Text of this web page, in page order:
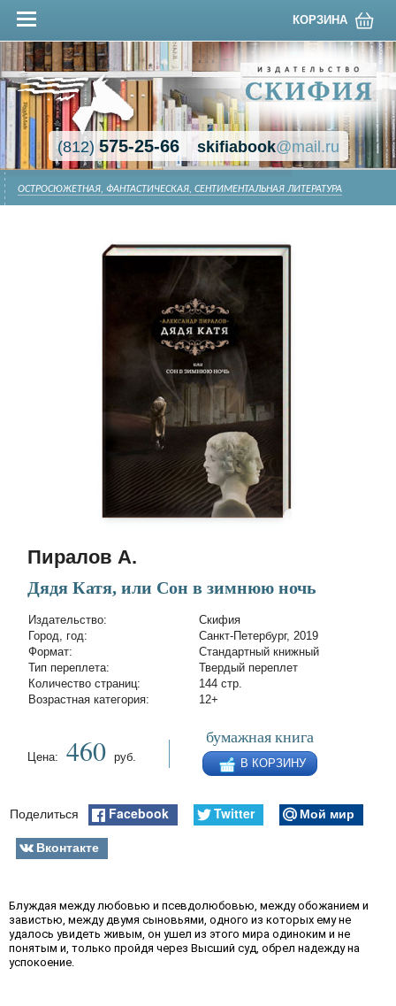
КОРЗИНА
(812)575-25-66 skifiabook@mail.ru
ОСТРОСЮЖЕТНАЯ, ФАНТАСТИЧЕСКАЯ, СЕНТИМЕНТАЛЬНАЯ ЛИТЕРАТУРА
Пиралов А.
Дядя Катя, или Сон в зимнюю ночь
Издательство:
Скифия
Город, год:
Санкт-Петербург, 2019
Формат:
Стандартный книжный
Тип переплета:
Твердый переплет
Количество страниц:
144 стр.
Возрастная категория:
12+
Цена: 460 руб.
бумажная книга
В КОРЗИНУ
Поделиться Facebook Twitter
Мой мир
Вконтакте
Блуждая между любовью и псевдолюбовью, между обожанием и
завистью, между двумя сыновьями, одного из которых ему не
удалось увидеть живым, он ушел из этого мира одиноким и не
понятым и, только пройдя через Высший суд, обрел надежду на
успокоение.